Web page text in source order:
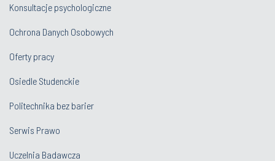
Konsultacje psychologiczne
Ochrona Danych Osobowych
Oferty pracy
Osiedle Studenckie
Politechnika bez barier
Serwis Prawo
Uczelnia Badawcza